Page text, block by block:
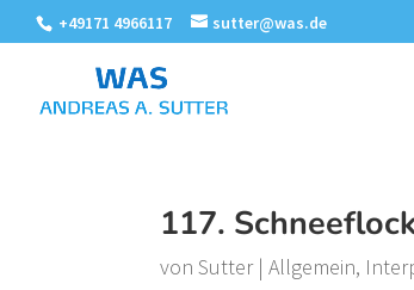
+49171 4966117 sutter@was.de
117.
vonSutter|Allgemein,